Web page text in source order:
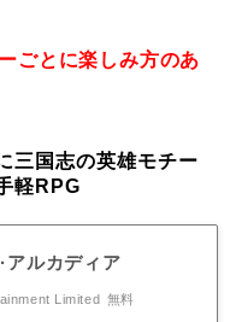
ごとに楽しみ方のあ
三国志の英雄モチー
軽RPG
アルカディア
Limited 無料